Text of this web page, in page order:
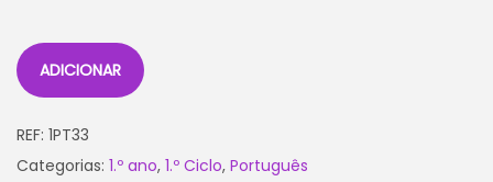
ADICIONAR
REF: 1PT33
Categorias: 1.º ano, 1.º Ciclo, Português